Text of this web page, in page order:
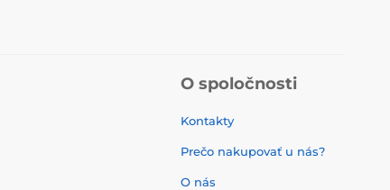
O spoločnosti
Kontakty
Prečo nakupovať u nás?
O nás